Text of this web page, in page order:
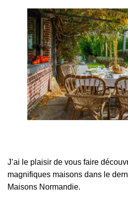
J’ai le plaisir de vous faire
magnifiques maisons dans le
Maisons Normandie.